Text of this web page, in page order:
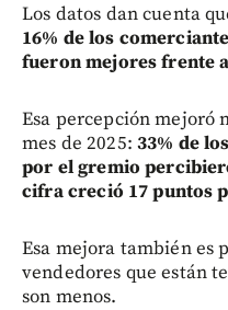
Los datos dan cuenta
16% de los
fueron mejores frente
Esa percepción mejoró
mes de 2025: 33% de
por el gremio
cifra creció 17 puntos
Esa mejora también es
vendedores que están
son menos.